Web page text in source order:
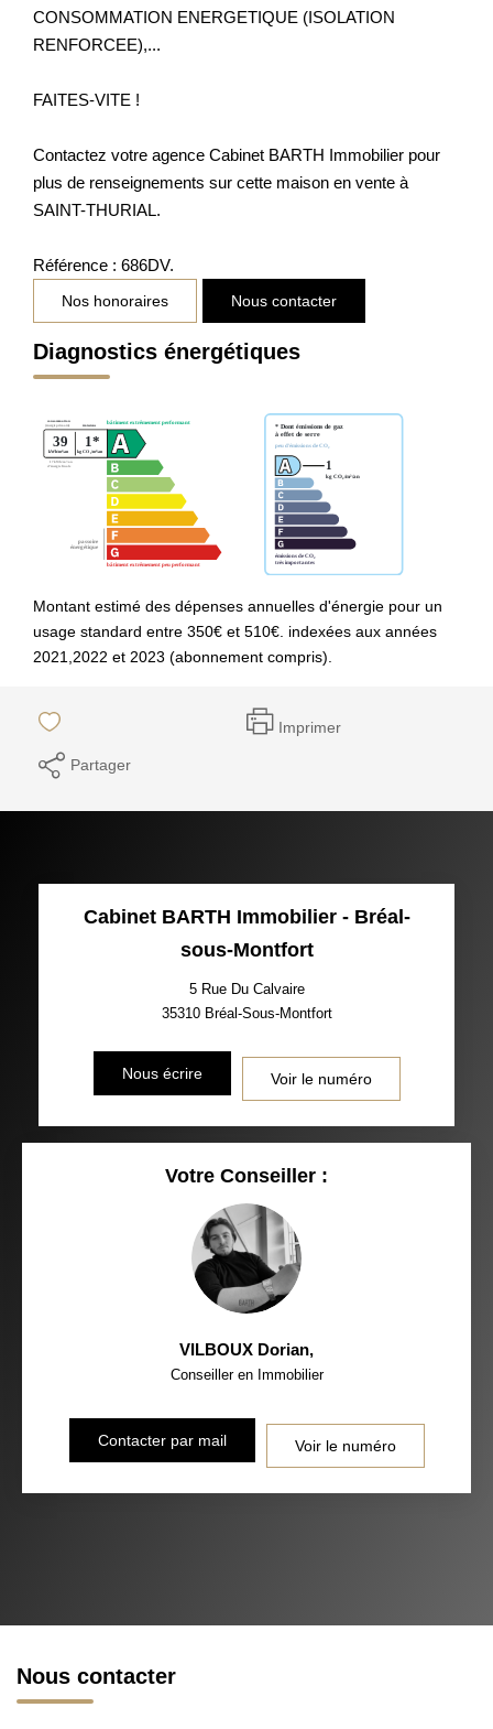
CONSOMMATION ENERGETIQUE (ISOLATION
RENFORCEE),...
FAITES-VITE !
Contactez votre agence Cabinet BARTH Immobilier pour
plus de renseignements sur cette maison en vente à
SAINT-THURIAL.
Référence : 686DV.
Nos honoraires Nous contacter
Diagnostics énergétiques
Montant estimé des dépenses annuelles d'énergie pour un
usage standard entre 350€ et 510€. indexées aux années
2021,2022 et 2023 (abonnement compris).
Imprimer
Partager
Cabinet BARTH Immobilier - Bréal-
sous-Montfort
5 Rue Du Calvaire
35310 Bréal-Sous-Montfort
Nous écrire Voir le numéro
Votre Conseiller :
VILBOUX Dorian,
Conseiller en Immobilier
Contacter par mail Voir le numéro
Nous contacter